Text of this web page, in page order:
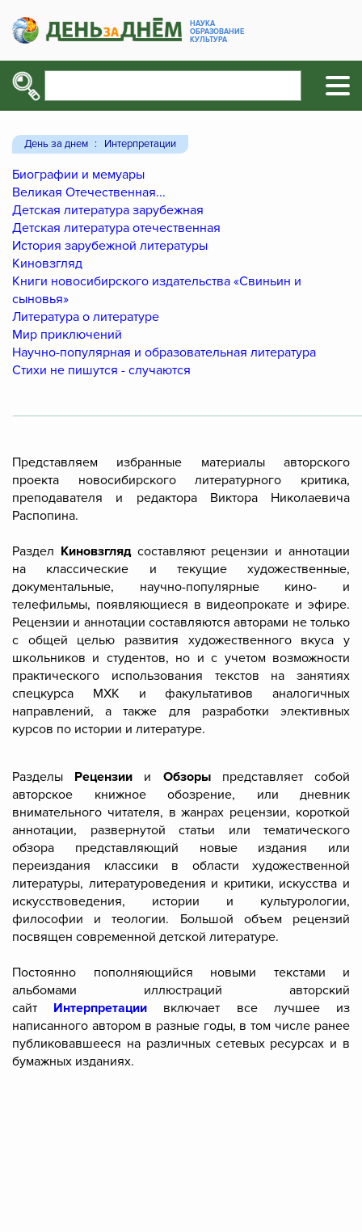
НАУКА
ОБРАЗОВАНИЕ
КУЛЬТУРА
День за днем Интерпретации
Биографии и мемуары
Великая Отечественная...
Детская литература зарубежная
Детская литература отечественная
История зарубежной литературы
Киновзгляд
Книги новосибирского издательства «Свиньин и
сыновья»
Литература о литературе
Мир приключений
Научно-популярная и образовательная литература
Стихи не пишутся - случаются
Представляем избранные материалы авторского
проекта новосибирского литературного критика,
преподавателя и редактора Виктора Николаевича
Распопина.
Раздел Киновзглядсоставляют рецензии и аннотации
на классические и текущие художественные,
документальные, научно-популярные кино- и
телефильмы, появляющиеся в видеопрокате и эфире.
Рецензии и аннотации составляются авторами не только
с общей целью развития художественного вкуса у
школьников и студентов, но и с учетом возможности
практического использования текстов на занятиях
спецкурса МХК и факультативов аналогичных
направлений, а также для разработки элективных
курсов по истории и литературе.
Разделы Рецензии и Обзорыпредставляет собой
авторское книжное обозрение, или дневник
внимательного читателя, в жанрах рецензии, короткой
аннотации, развернутой статьи или тематического
обзора представляющий новые издания или
переиздания классики в области художественной
литературы, литературоведения и критики, искусства и
искусствоведения, истории и культурологии,
философии и теологии. Большой объем рецензий
посвящен современной детской литературе.
Постоянно пополняющийся новыми текстами и
альбомами иллюстраций авторский
сайт Интерпретации включает все лучшее из
написанного автором в разные годы, в том числе ранее
публиковавшееся на различных сетевых ресурсах и в
бумажных изданиях.